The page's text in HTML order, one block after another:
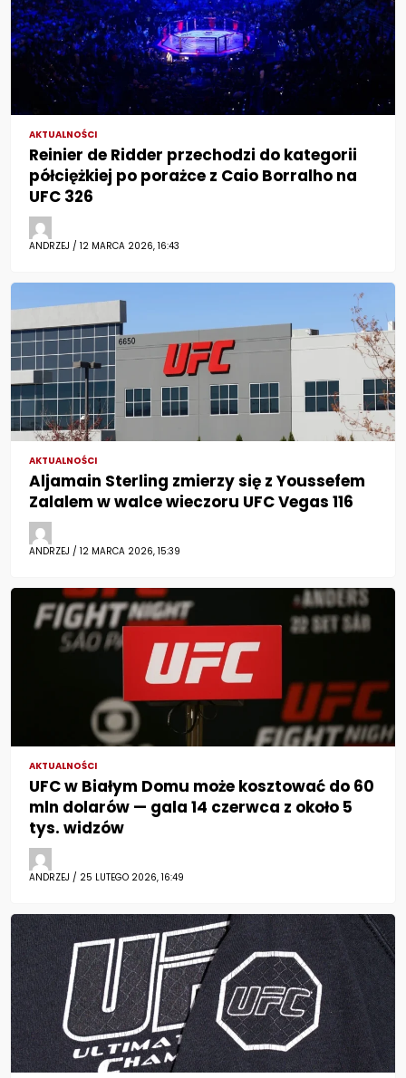
AKTUALNOŚCI
Reinier de Ridder przechodzi do kategorii
półciężkiej po porażce z Caio Borralho na
UFC 326
ANDRZEJ / 12 MARCA 2026, 16:43
AKTUALNOŚCI
Aljamain Sterling zmierzy się z Youssefem
Zalalem w walce wieczoru UFC Vegas 116
ANDRZEJ / 12 MARCA 2026, 15:39
AKTUALNOŚCI
UFC w Białym Domu może kosztować do 60
mln dolarów — gala 14 czerwca z około 5
tys. widzów
ANDRZEJ / 25 LUTEGO 2026, 16:49